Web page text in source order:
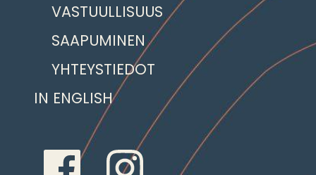
VASTUULLISUUS
SAAPUMINEN
YHTEYSTIEDOT
IN ENGLISH